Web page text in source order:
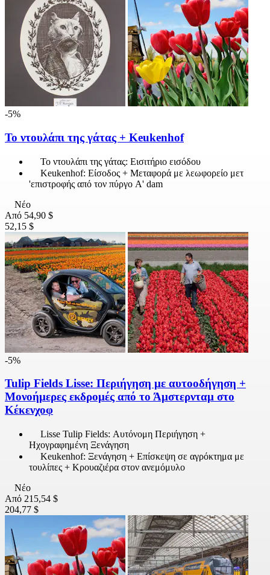
-5%
Το ντουλάπι της γάτας + Keukenhof
Το ντουλάπι της γάτας: Εισιτήριο εισόδου
Keukenhof: Είσοδος + Μεταφορά με λεωφορείο μετ
'επιστροφής από τον πύργο A' dam
Νέο
Από 54,90 $
52,15 $
-5%
Tulip Fields Lisse: Περιήγηση με αυτοοδήγηση +
Μονοήμερες εκδρομές από το Άμστερνταμ στο
Κέκενχοφ
Lisse Tulip Fields: Αυτόνομη Περιήγηση +
Ηχογραφημένη Ξενάγηση
Keukenhof: Ξενάγηση + Επίσκεψη σε αγρόκτημα με
τουλίπες + Κρουαζιέρα στον ανεμόμυλο
Νέο
Από 215,54 $
204,77 $